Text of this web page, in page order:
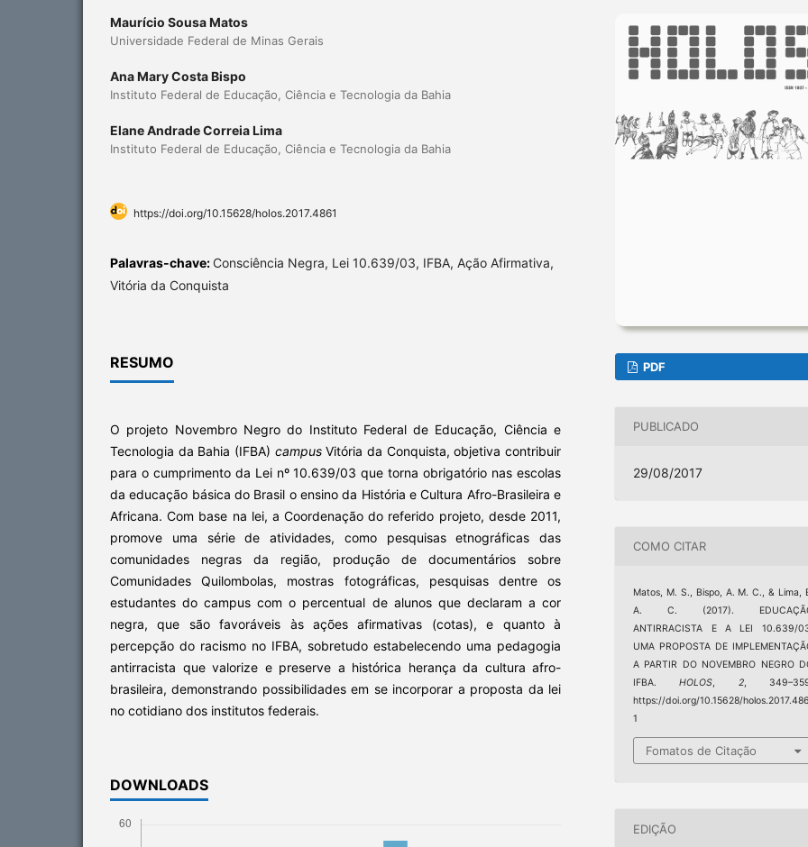
Maurício Sousa Matos
Universidade Federal de Minas Gerais
Ana Mary Costa Bispo
Instituto Federal de Educação, Ciência e Tecnologia da Bahia
Elane Andrade Correia Lima
Instituto Federal de Educação, Ciência e Tecnologia da Bahia
https://doi.org/10.15628/holos.2017.4861
Palavras-chave: Consciência Negra, Lei 10.639/03, IFBA, Ação Afirmativa,
Vitória da Conquista
RESUMO
O projeto Novembro Negro do Instituto Federal de Educação, Ciência e
Tecnologia da Bahia (IFBA) campusVitória da Conquista, objetiva contribuir
para o cumprimento da Lei nº 10.639/03 que torna obrigatório nas escolas
da educação básica do Brasil o ensino da História e Cultura Afro-Brasileira e
Africana. Com base na lei, a Coordenação do referido projeto, desde 2011,
promove uma série de atividades, como pesquisas etnográficas das
comunidades negras da região, produção de documentários sobre
Comunidades Quilombolas, mostras fotográficas, pesquisas dentre os
estudantes do campus com o percentual de alunos que declaram a cor
negra, que são favoráveis às ações afirmativas (cotas), e quanto à
percepção do racismo no IFBA, sobretudo estabelecendo uma pedagogia
antirracista que valorize e preserve a histórica herança da cultura afro-
brasileira, demonstrando possibilidades em se incorporar a proposta da lei
no cotidiano dos institutos federais.
DOWNLOADS
PDF
PUBLICADO
29/08/2017
COMO CITAR
Matos, M. S., Bispo, A. M. C., & Lima,
A. C. (2017).
ANTIRRACISTA E A LEI 10.639/
UMA PROPOSTA DE
A PARTIR DO NOVEMBRO NEGRO
IFBA.HOLOS 2,
https://doi.org/10.15628/holos.2017.486
1
Fomatos de Citação
EDIÇÃO